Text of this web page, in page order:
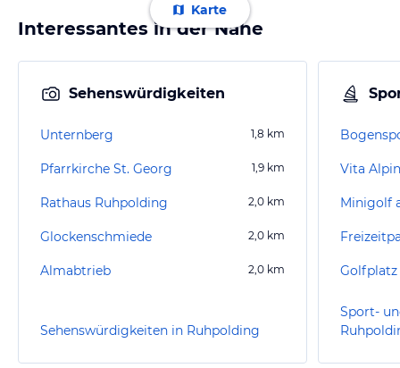
Karte
Interessantes in der Nähe
Sehenswürdigkeiten
Unternberg 1,8 km
Pfarrkirche St. Georg 1,9 km
Rathaus Ruhpolding 2,0 km
Glockenschmiede 2,0 km
Almabtrieb 2,0 km
Sehenswürdigkeiten in Ruhpolding
Minigolf
Sport-